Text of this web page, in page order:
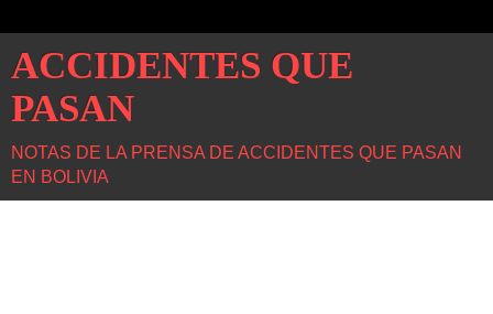
ACCIDENTES QUE
PASAN
NOTAS DE LA PRENSA DE ACCIDENTES QUE PASAN
EN BOLIVIA